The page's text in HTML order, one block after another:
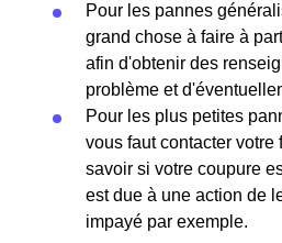
Pour les pannes
grand chose à faire à
afin d'obtenir des
problème et
Pour les plus petites
vous faut contacter votre
savoir si votre coupure
est due à une action de
impayé par exemple.